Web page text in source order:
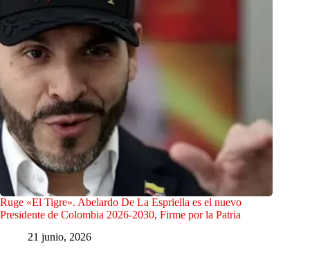
Ruge «El Tigre». Abelardo De La Espriella es el nuevo
Presidente de Colombia 2026-2030, Firme por la Patria
21 junio, 2026